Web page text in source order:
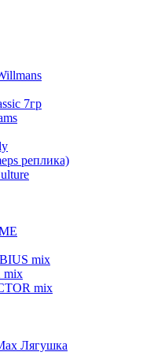
7гр
реплика)
mix
mix
mix
Лягушка